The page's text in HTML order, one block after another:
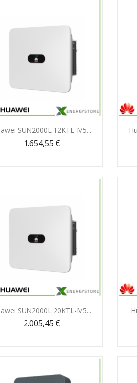
Anteprima
SUN2000L 12KTL-M5...
1.654,55 €
Anteprima
SUN2000L 20KTL-M5...
2.005,45 €